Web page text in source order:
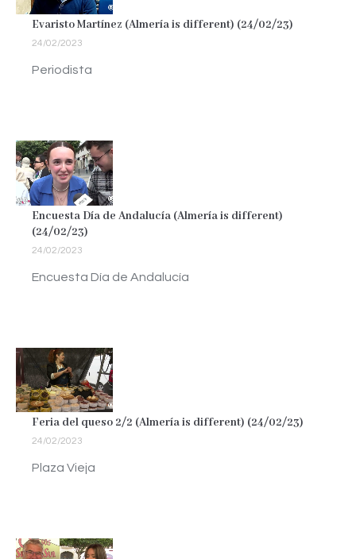
Evaristo Martínez (Almería is different) (24/02/23)
24/02/2023
Periodista
Encuesta Día de Andalucía (Almería is different)
(24/02/23)
24/02/2023
Encuesta Día de Andalucía
Feria del queso 2/2 (Almería is different) (24/02/23)
24/02/2023
Plaza Vieja